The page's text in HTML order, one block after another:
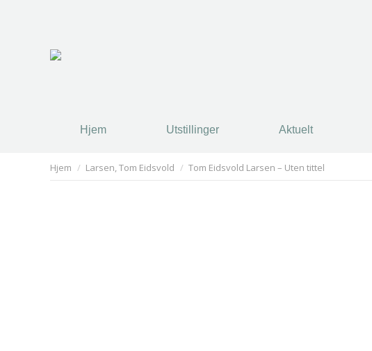
Hjem Utstillinger Aktuelt
You are here:
Hjem Larsen, Tom Eidsvold Tom Eidsvold Larsen – Uten tittel